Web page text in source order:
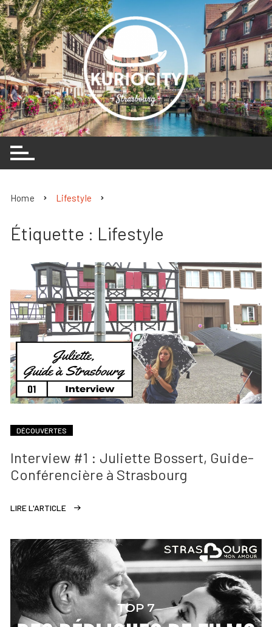
Skip
to
content
Home Lifestyle
Étiquette : Lifestyle
DÉCOUVERTES
Interview #1 : Juliette Bossert, Guide-
Conférencière à Strasbourg
LIRE L'ARTICLE